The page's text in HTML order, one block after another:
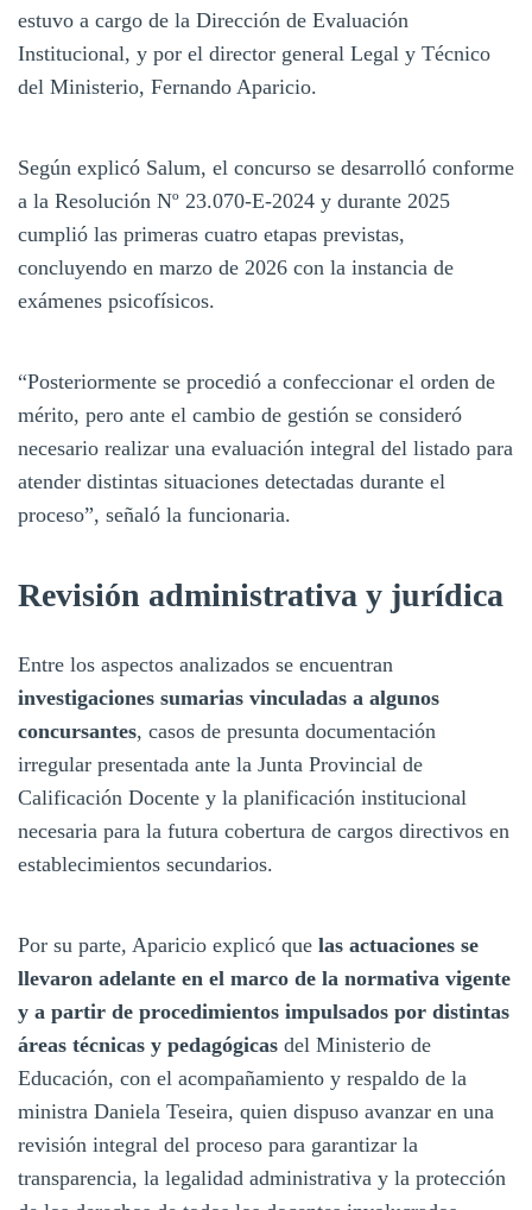
estuvo a cargo de la Dirección de Evaluación
Institucional, y por el director general Legal y Técnico
del Ministerio, Fernando Aparicio.
Según explicó Salum, el concurso se desarrolló conforme
a la Resolución Nº 23.070-E-2024 y durante 2025
cumplió las primeras cuatro etapas previstas,
concluyendo en marzo de 2026 con la instancia de
exámenes psicofísicos.
“Posteriormente se procedió a confeccionar el orden de
mérito, pero ante el cambio de gestión se consideró
necesario realizar una evaluación integral del listado para
atender distintas situaciones detectadas durante el
proceso”, señaló la funcionaria.
Revisión administrativa y jurídica
Entre los aspectos analizados se encuentran
investigaciones sumarias vinculadas a algunos
concursantes, casos de presunta documentación
irregular presentada ante la Junta Provincial de
Calificación Docente y la planificación institucional
necesaria para la futura cobertura de cargos directivos en
establecimientos secundarios.
Por su parte, Aparicio explicó que las actuaciones se
llevaron adelante en el marco de la normativa vigente
y a partir de procedimientos impulsados por distintas
áreas técnicas y pedagógicas del Ministerio de
Educación, con el acompañamiento y respaldo de la
ministra Daniela Teseira, quien dispuso avanzar en una
revisión integral del proceso para garantizar la
transparencia, la legalidad administrativa y la protección